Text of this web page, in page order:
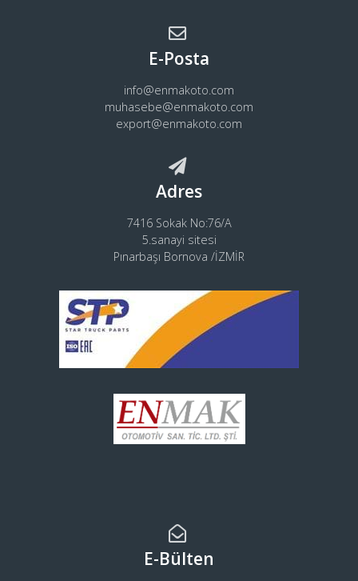
E-Posta
info@enmakoto.com
muhasebe@enmakoto.com
export@enmakoto.com
Adres
7416 Sokak No:76/A
5.sanayi sitesi
Pınarbaşı Bornova /İZMİR
E-Bülten